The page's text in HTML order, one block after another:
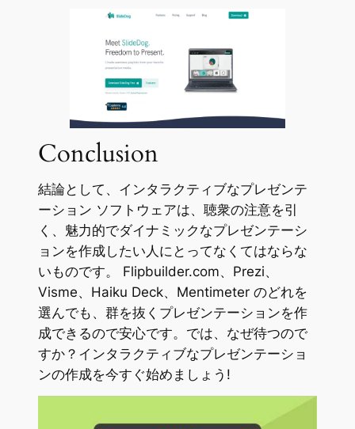
Conclusion
結論として、インタラクティブなプレゼンテ
ーション ソフトウェアは、聴衆の注意を引
く、魅力的でダイナミックなプレゼンテーシ
ョンを作成したい人にとってなくてはならな
いものです。 Flipbuilder.com、Prezi、
Visme、Haiku Deck、Mentimeter のどれを
選んでも、群を抜くプレゼンテーションを作
成できるので安心です。では、なぜ待つので
すか？インタラクティブなプレゼンテーショ
ンの作成を今すぐ始めましょう!